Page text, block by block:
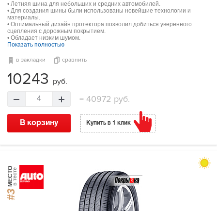
• Летняя шина для небольших и средних автомобилей.
• Для создания шины были использованы новейшие технологии и
материалы.
• Оптимальный дизайн протектора позволил добиться уверенного
сцепления с дорожным покрытием.
• Обладает низким шумом.
Показать полностью
в закладки сравнить
10243 руб.
4 =40972 руб.
В корзину Купить в 1 клик
#3
МЕСТОв тесте